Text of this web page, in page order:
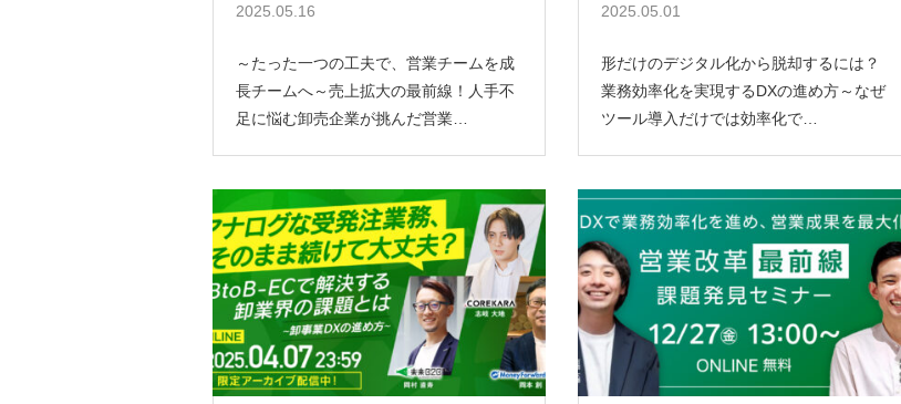
2025.05.16
～たった一つの工夫で、営業チームを成
長チームへ～売上拡大の最前線！人手不
足に悩む卸売企業が挑んだ営業…
2025.05.01
形だけのデジタル化から脱却するには？
業務効率化を実現するDXの進め方～なぜ
ツール導入だけでは効率化で…